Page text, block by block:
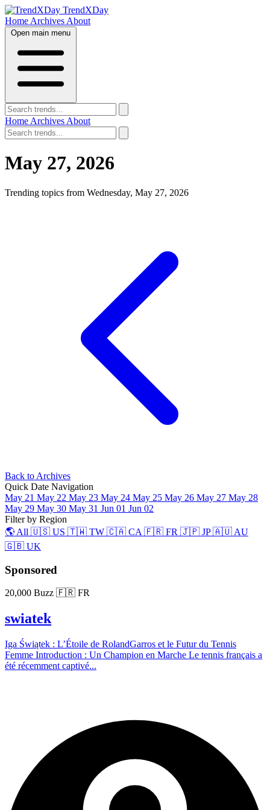
TrendXDay
Home Archives About
Open main menu
Home Archives About
May 27, 2026
Trending topics from Wednesday, May 27, 2026
Back to Archives
Quick Date Navigation
May 21 May 22 May 23 May 24 May 25 May 26 May 27 May 28
May 29 May 30 May 31 Jun 01 Jun 02
Filter by Region
🌎 All 🇺🇸 US 🇹🇼 TW 🇨🇦 CA 🇫🇷 FR 🇯🇵 JP🇦🇺 AU
🇬🇧 UK
Sponsored
20,000 Buzz 🇫🇷 FR
swiatek
Iga Świątek : L’Étoile de RolandGarros et le Futur du Tennis
Femme Introduction : Un Champion en Marche Le tennis français a
été récemment captivé...